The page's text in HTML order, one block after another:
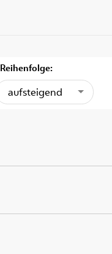
Reihenfolge:
aufsteigend